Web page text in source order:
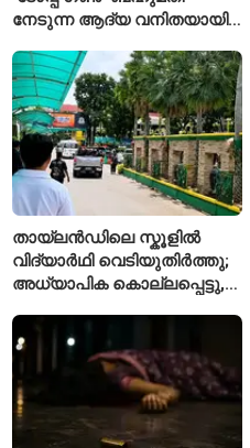
നേടുന്ന ആദ്യ വനിതയായി
തായ്‌ലൻഡിലെ സ്കൂളിൽ
വിദ്യാർഥി വെടിയുതിർത്തു;
അധ്യാപിക കൊല്ലപ്പെട്ടു,